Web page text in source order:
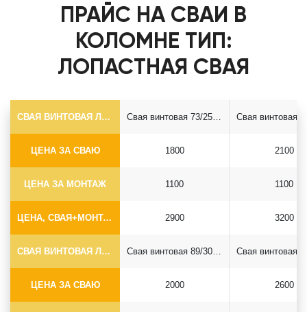
ПРАЙС НА СВАИ В
КОЛОМНЕ ТИП:
ЛОПАСТНАЯ СВАЯ
СВАЯ ВИНТОВАЯ ЛОПАСТНАЯ Ф73*5.5
ЦЕНА ЗА СВАЮ
ЦЕНА ЗА МОНТАЖ
ЦЕНА, СВАЯ+МОНТАЖ (БЕЗ ОГОЛОВКА)
1800
1100
2900
2100
1100
3200
СВАЯ ВИНТОВАЯ ЛОПАСТНАЯ Ф89*6.5
ЦЕНА ЗА СВАЮ 2000 2600